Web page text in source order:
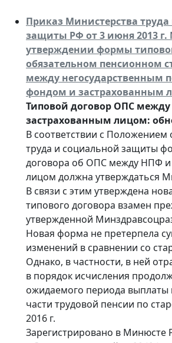
Приказ Министерства
защиты РФ от 3 июня 2013 г.
утверждении формы
обязательном пенсионном
между негосударственным
фондом и застрахованным
Типовой договор ОПС
застрахованным лицом:
В соответствии с Положением
труда и социальной защиты
договора об ОПС между НПФ и
лицом должна утверждаться
В связи с этим утверждена
типового договора взамен
утвержденной
Новая форма не претерпела
изменений в сравнении со
Однако, в частности, в ней
в порядок исчисления
ожидаемого периода выплаты
части трудовой пенсии по
2016 г.
Зарегистрировано в Минюсте